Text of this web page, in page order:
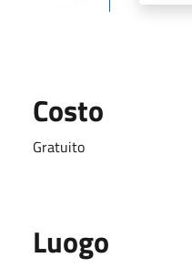
Costo
Gratuito
Luogo